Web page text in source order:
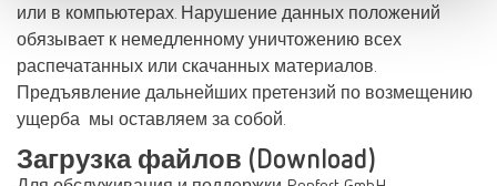
или в компьютерах. Нарушение данных положений
обязывает к немедленному уничтожению всех
распечатанных или скачанных материалов.
Предъявление дальнейших претензий по возмещению
ущерба мы оставляем за собой.
Загрузка файлов (Download)